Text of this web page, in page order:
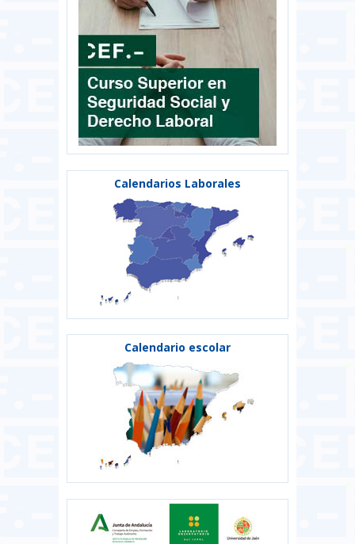
Calendarios Laborales
Calendario escolar